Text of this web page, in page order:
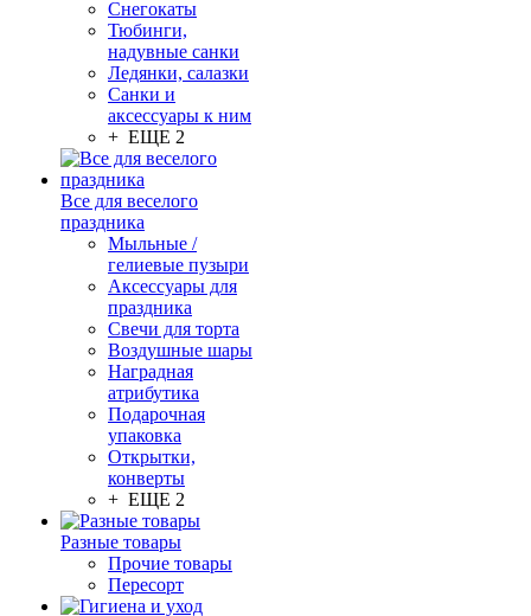
Снегокаты
Тюбинги,
надувные санки
Ледянки, салазки
Санки и
аксессуары к ним
+ ЕЩЕ 2
Все для веселого
праздника
Мыльные /
гелиевые пузыри
Аксессуары для
праздника
Свечи для торта
Воздушные шары
Наградная
атрибутика
Подарочная
упаковка
Открытки,
конверты
+ ЕЩЕ 2
Разные товары
Прочие товары
Пересорт